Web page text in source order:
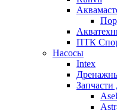
ПТК
Насосы
Intex
Запчасти